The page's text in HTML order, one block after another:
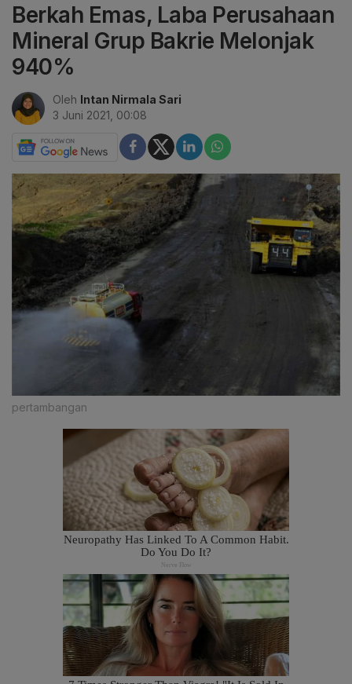
Berkah Emas, Laba Perusahaan
Mineral Grup Bakrie Melonjak
940%
Oleh Intan Nirmala Sari
3 Juni 2021, 00:08
pertambangan